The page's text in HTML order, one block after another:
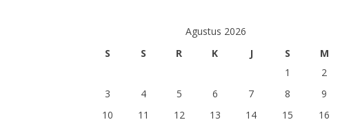
Agustus 2026
S
S R K J S
M
1
2
3
4 5 6 7 8
9
10
11 12 13 14 15
16